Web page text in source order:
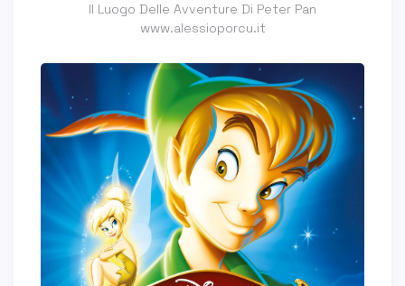
Il Luogo Delle Avventure Di Peter Pan
www.alessioporcu.it